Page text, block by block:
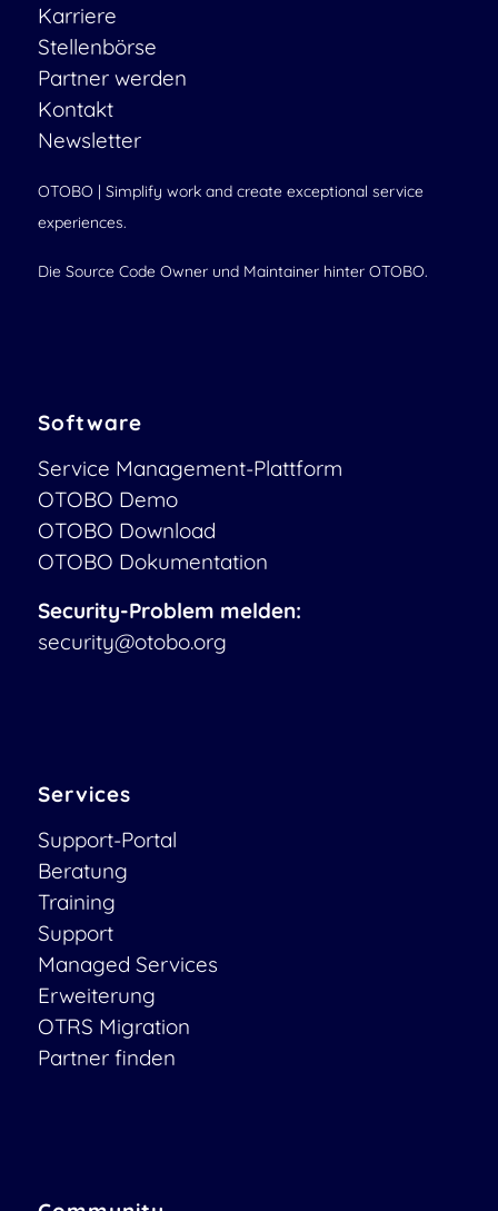
Karriere
Stellenbörse
Partner werden
Kontakt
Newsletter
OTOBO | Simplify work and create exceptional service
experiences.
Die Source Code Owner und Maintainer hinter OTOBO.
Software
Service Management-Plattform
OTOBO Demo
OTOBO Download
OTOBO Dokumentation
Security-Problem melden:
security@otobo.org
Services
Support-Portal
Beratung
Training
Support
Managed Services
Erweiterung
OTRS Migration
Partner finden